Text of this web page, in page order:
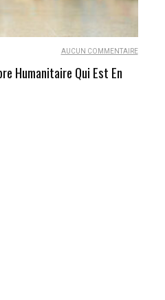
AUCUN COMMENTAIRE
Humanitaire Qui Est En